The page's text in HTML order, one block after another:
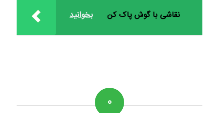
بخوانید نقاشی با گوش‌ پاک‌ کن
۰